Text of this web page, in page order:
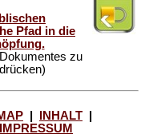
Pfad in die
zu
INHALT
IMPRESSUM